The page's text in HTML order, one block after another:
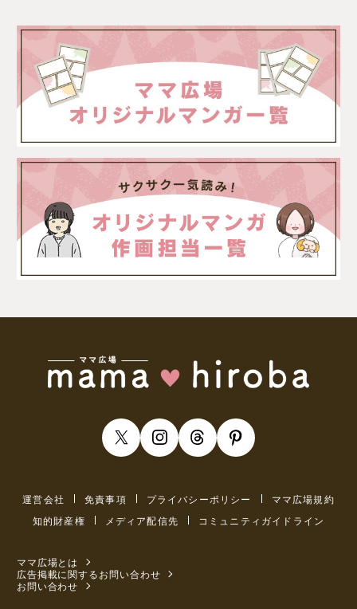
運営会社 免責事項 プライバシーポリシー
ママ広場規約
知的財産権
メディア配信先 コミュニティガイドライン
ママ広場とは
広告掲載に関するお問い合わせ
お問い合わせ